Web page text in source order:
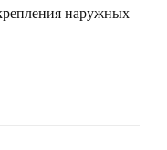
наружных